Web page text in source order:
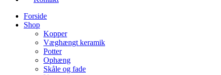
Forside
Shop
Kopper
Væghængt keramik
Potter
Ophæng
Skåle og fade